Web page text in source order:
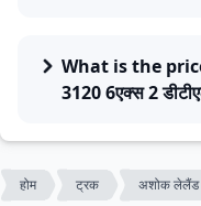
What is the
3120 6एक्स 2
होम ट्रक अशोक लेलैंड